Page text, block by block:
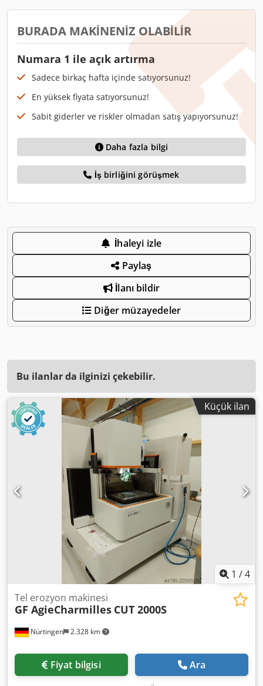
BURADA MAKINENIZ OLABILIR
Numara 1 ile açık artırma
Sadece birkaç hafta içinde satıyorsunuz!
En yüksek fiyata satıyorsunuz!
Sabit giderler ve riskler olmadan satış yapıyorsunuz!
Daha fazla bilgi
İş birliğini görüşmek
İhaleyi izle
Paylaş
İlanı bildir
Diğer müzayedeler
Bu ilanlar da ilginizi çekebilir.
Küçük ilan
1 /4
Nürtingen 2.328 km
Tel erozyon makinesi
GF AgieCharmilles CUT 2000S
Fiyat bilgisi Ara